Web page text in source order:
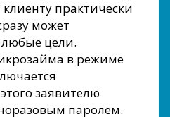
практически
может
любые цели.
в режиме
заявителю
паролем.